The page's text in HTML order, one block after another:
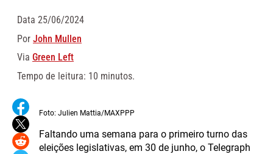
Data 25/06/2024
Por John Mullen
Via Green Left
Tempo de leitura: 10 minutos.
Foto: Julien Mattia/MAXPPP
Faltando uma semana para o primeiro turno das
eleições legislativas, em 30 de junho, o Telegraph